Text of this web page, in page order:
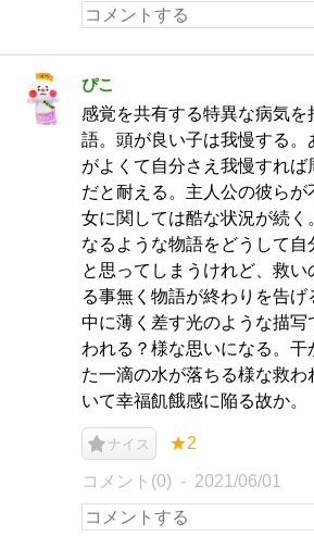
ぴこ
感覚を共有する特異な病気を
語。頭が良い子は我慢する。
がよくて自分さえ我慢すれ
だと耐える。主人公の彼ら
女に関しては酷な状況が続く
なるような物語をどうして
と思ってしまうけれど、救
る事無く物語が終わりを告
中に薄く差す光のような描写
われる？様な思いになる。干
た一滴の水が落ちる様な救
いて幸福飢餓感に陥る故か。
ナイス ★2
コメント(0) 2021/06/01